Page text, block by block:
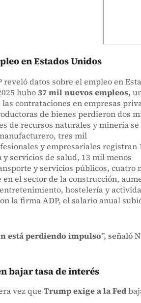
en Estados Unidos
reveló datos sobre el empleo en
hubo 37 mil nuevos empleos,
contrataciones en empresas
de bienes perdieron dos
de recursos naturales y minería
tres mil
y empresariales registran
y servicios de salud, 13 mil menos
y servicios públicos, cuatro
el sector de la construcción,
hostelería y
la firma ADP, el salario anual
está perdiendo impulso”, señaló
bajar tasa de interés
vez que Trump exige a la Fed